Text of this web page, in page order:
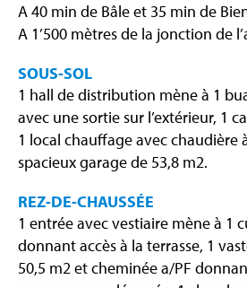
A 40 min de Bâle et 35 min de
A 1’500 mètres de la jonction de
SOUS-SOL
1 hall de distribution mène à 1
avec une sortie sur l’extérieur, 1
1 local chauffage avec chaudière
spacieux garage de 53,8 m2.
REZ-DE-CHAUSSÉE
1 entrée avec vestiaire mène à 1
donnant accès à la terrasse, 1
50,5 m2 et cheminée a/PF